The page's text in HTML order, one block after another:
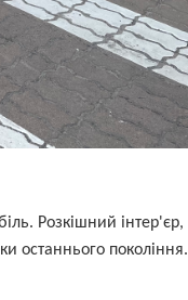
Розкішний інтер'єр,
останнього покоління.